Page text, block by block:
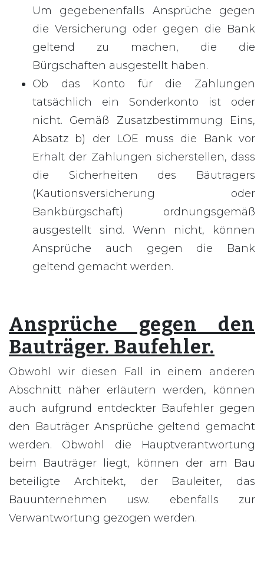
Um gegebenenfalls Ansprüche gegen
die Versicherung oder gegen die Bank
geltend zu machen, die die
Bürgschaften ausgestellt haben.
Ob das Konto für die Zahlungen
tatsächlich ein Sonderkonto ist oder
nicht. Gemäß Zusatzbestimmung Eins,
Absatz b) der LOE muss die Bank vor
Erhalt der Zahlungen sicherstellen, dass
die Sicherheiten des Bäutragers
(Kautionsversicherung oder
Bankbürgschaft) ordnungsgemäß
ausgestellt sind. Wenn nicht, können
Ansprüche auch gegen die Bank
geltend gemacht werden.
Ansprüche gegen den
Bauträger. Baufehler.
Obwohl wir diesen Fall in einem anderen
Abschnitt näher erläutern werden, können
auch aufgrund entdeckter Baufehler gegen
den Bauträger Ansprüche geltend gemacht
werden. Obwohl die Hauptverantwortung
beim Bauträger liegt, können der am Bau
beteiligte Architekt, der Bauleiter, das
Bauunternehmen usw. ebenfalls zur
Verwantwortung gezogen werden.